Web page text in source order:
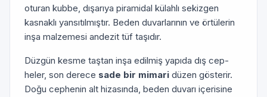
oturan kubbe, dı­şarıya piramidal külahlı sekizgen
kasnaklı yansıtılmıştır. Beden duvarlarının ve örtülerin
inşa malzemesi andezit tüf taşıdır.
Düzgün kesme taştan inşa edilmiş yapıda dış cep­
heler, son derece sade bir mimari düzen gösterir.
Doğu cephenin alt hizasında, beden duvarı içerisine